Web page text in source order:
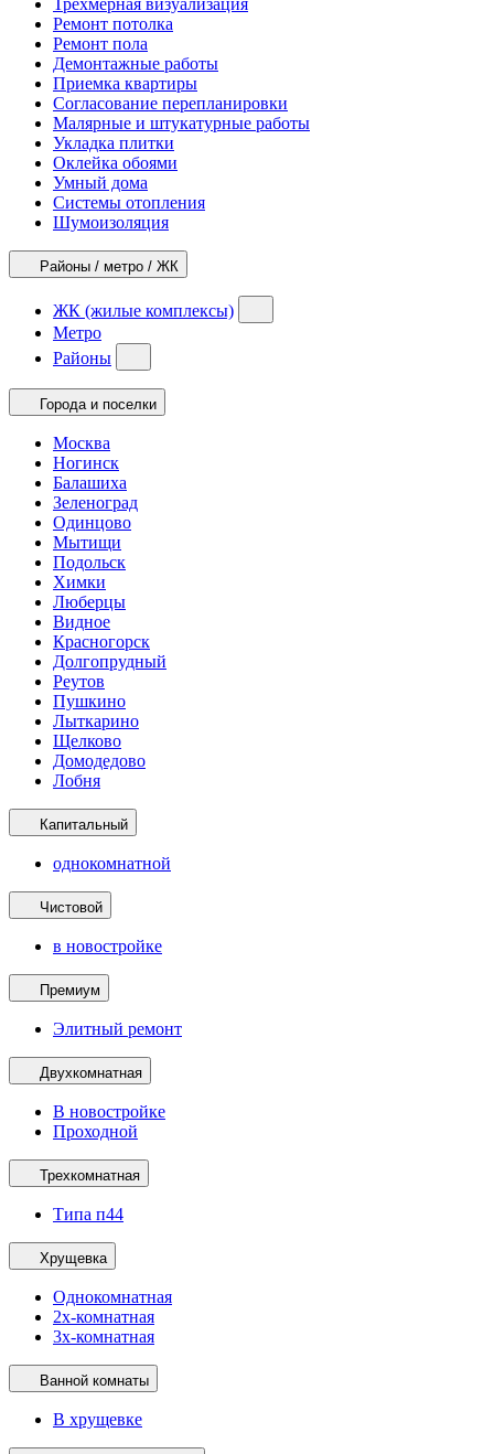
Трехмерная визуализация
Ремонт потолка
Ремонт пола
Демонтажные работы
Приемка квартиры
Согласование перепланировки
Малярные и штукатурные работы
Укладка плитки
Оклейка обоями
Умный дома
Системы отопления
Шумоизоляция
Районы / метро / ЖК
ЖК (жилые комплексы)
Метро
Районы
Города и поселки
Москва
Ногинск
Балашиха
Зеленоград
Одинцово
Мытищи
Подольск
Химки
Люберцы
Видное
Красногорск
Долгопрудный
Реутов
Пушкино
Лыткарино
Щелково
Домодедово
Лобня
Капитальный
однокомнатной
Чистовой
в новостройке
Премиум
Элитный ремонт
Двухкомнатная
В новостройке
Проходной
Трехкомнатная
Типа п44
Хрущевка
Однокомнатная
2х-комнатная
3х-комнатная
Ванной комнаты
В хрущевке